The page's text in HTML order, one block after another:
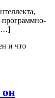
[…]
он